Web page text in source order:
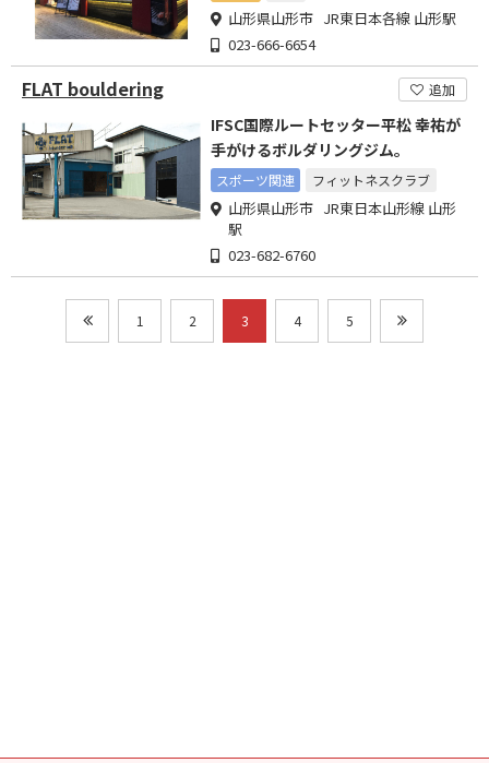
山形県山形市 JR東日本各線 山形駅
023-666-6654
FLAT bouldering 追加
IFSC国際ルートセッター平松 幸祐が
手がけるボルダリングジム。
スポーツ関連 フィットネスクラブ
山形県山形市 JR東日本山形線 山形
駅
023-682-6760
1 2 3 4 5